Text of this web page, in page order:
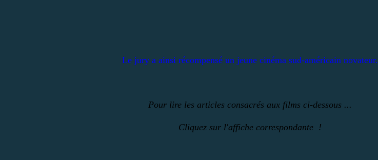
Le jury a ainsi récompensé un jeune cinéma sud-américain novateur.
Pour lire les articles consacrés aux films ci-dessous ...
Cliquez sur l'affiche correspondante !